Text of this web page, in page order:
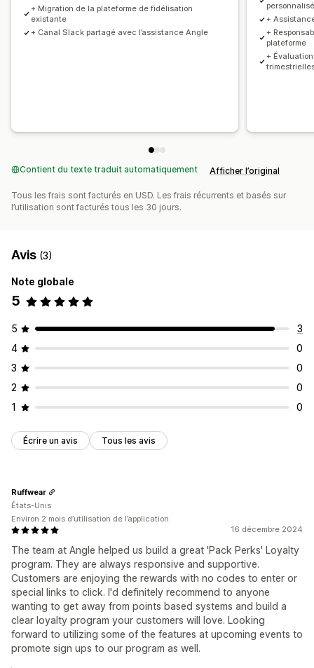
+ Migration de la plateforme de fidélisation
existante
+ Canal Slack partagé avec l’assistance Angle
+
+
plateforme
+
Contient du texte traduit automatiquement Afficher l’original
Tous les frais sont facturés en USD. Les frais récurrents et basés sur
l’utilisation sont facturés tous les 30 jours.
Avis (3)
Note globale
5
5
3
4
0
3
0
2
0
1
0
Écrire un avis Tous les avis
16 décembre 2024
The team at Angle helped us build a great 'Pack Perks' Loyalty
program. They are always responsive and supportive.
Customers are enjoying the rewards with no codes to enter or
special links to click. I'd definitely recommend to anyone
wanting to get away from points based systems and build a
clear loyalty program your customers will love. Looking
forward to utilizing some of the features at upcoming events to
promote sign ups to our program as well.
Ruffwear
États-Unis
Environ 2 mois d’utilisation de l’application